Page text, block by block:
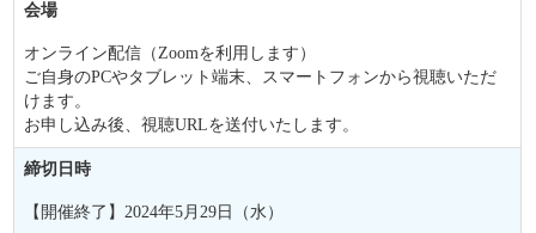
会場
オンライン配信（Zoomを利用します）
ご自身のPCやタブレット端末、スマートフォンから視聴いただ
けます。
お申し込み後、視聴URLを送付いたします。
締切日時
【開催終了】2024年5月29日（水）